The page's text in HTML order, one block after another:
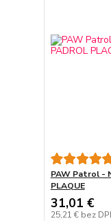
PAW Patrol -
PLAQUE
31,01 €
25,21 € bez